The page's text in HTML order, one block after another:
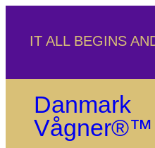
indhold
IT ALL BEGINS
Danmark
Vågner®™